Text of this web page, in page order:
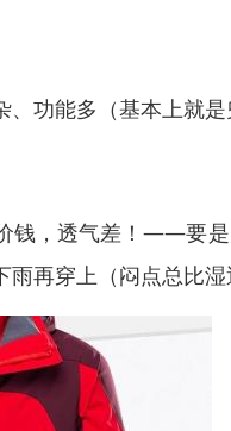
功能多（基本上就是
钱，透气差！——要
再穿上（闷点总比湿